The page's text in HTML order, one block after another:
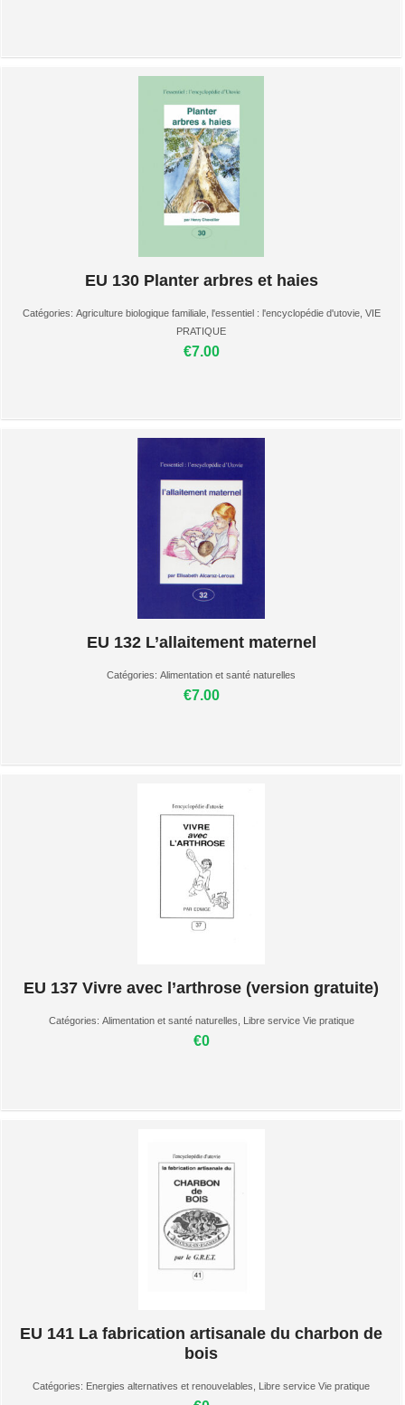
EU 130 Planter arbres et haies
Catégories: Agriculture biologique familiale, l'essentiel : l'encyclopédie d'utovie, VIE
PRATIQUE
€7.00
EU 132 L’allaitement maternel
Catégories: Alimentation et santé naturelles
€7.00
EU 137 Vivre avec l’arthrose (version gratuite)
Catégories: Alimentation et santé naturelles Libre service Vie pratique
€0
EU 141 La fabrication artisanale du charbon de
bois
Catégories: Energies alternatives et renouvelables Libre service Vie pratique